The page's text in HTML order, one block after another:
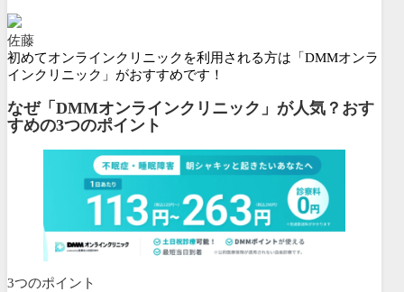
佐藤
初めてオンラインクリニックを利用される方は「DMMオンラ
インクリニック」がおすすめです！
なぜ「DMMオンラインクリニック」が人気？おす
すめの3つのポイント
3つのポイント